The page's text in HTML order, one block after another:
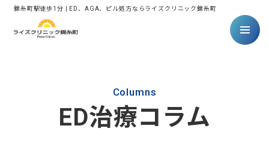
錦糸町駅徒歩1分 | ED、AGA、ピル処方ならライズクリニック錦糸町
Columns
ED治療コラム